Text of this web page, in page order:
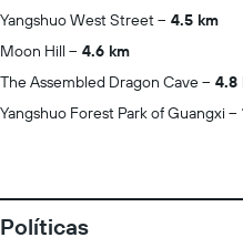
Yangshuo West Street
4.5 km
Moon Hill
4.6 km
The Assembled Dragon Cave
4.8
Yangshuo Forest Park of Guangxi
Políticas